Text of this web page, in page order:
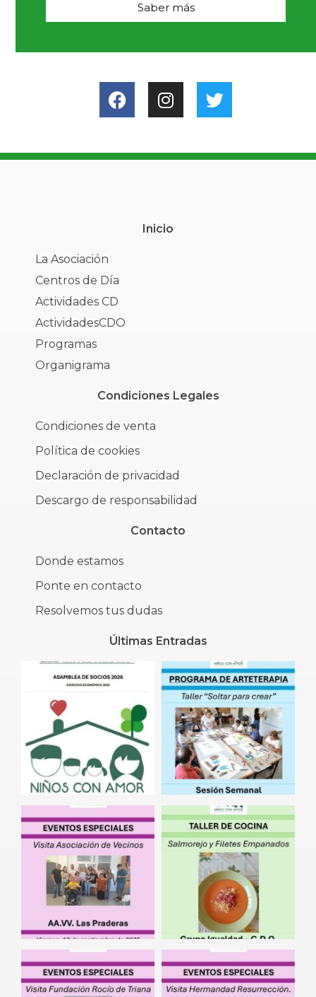
Saber más
Inicio
La Asociación
Centros de Día
Actividades CD
ActividadesCDO
Programas
Organigrama
Condiciones Legales
Condiciones de venta
Política de cookies
Declaración de privacidad
Descargo de responsabilidad
Contacto
Donde estamos
Ponte en contacto
Resolvemos tus dudas
Últimas Entradas